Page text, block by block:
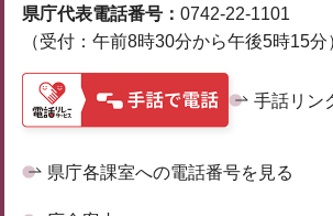
県庁代表電話番号： 0742-22-1101
（受付：午前8時30分から午後5時15分
手話リン
県庁各課室への電話番号を見る